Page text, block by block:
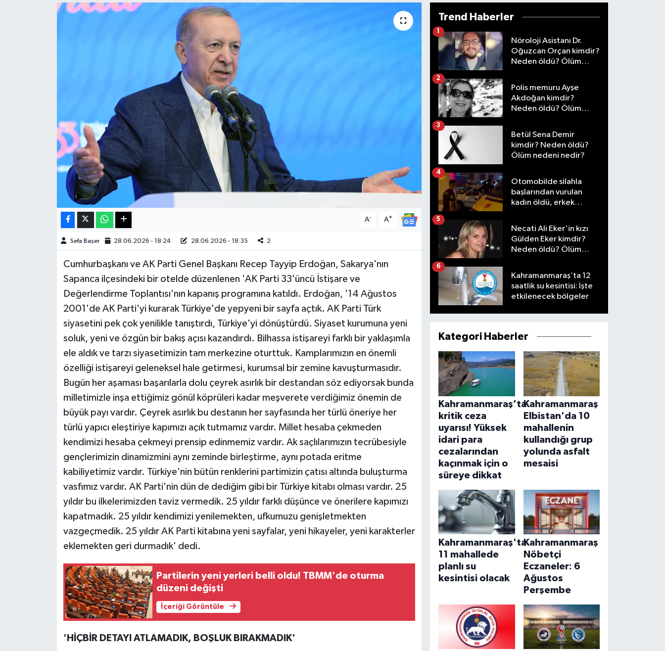
A- A+
Sefa Başer 28.06.2026 - 18:24 28.06.2026 - 18:35 2
Cumhurbaşkanı ve AK Parti Genel Başkanı Recep Tayyip Erdoğan, Sakarya'nın
Sapanca ilçesindeki bir otelde düzenlenen 'AK Parti 33'üncü İstişare ve
Değerlendirme Toplantısı'nın kapanış programına katıldı. Erdoğan, '14 Ağustos
2001'de AK Parti'yi kurarak Türkiye'de yepyeni bir sayfa açtık. AK Parti Türk
siyasetini pek çok yenilikle tanıştırdı, Türkiye'yi dönüştürdü. Siyaset kurumuna yeni
soluk, yeni ve özgün bir bakış açısı kazandırdı. Bilhassa istişareyi farklı bir yaklaşımla
ele aldık ve tarzı siyasetimizin tam merkezine oturttuk. Kamplarımızın en önemli
özelliği istişareyi geleneksel hale getirmesi, kurumsal bir zemine kavuşturmasıdır.
Bugün her aşaması başarılarla dolu çeyrek asırlık bir destandan söz ediyorsak bunda
milletimizle inşa ettiğimiz gönül köprüleri kadar meşverete verdiğimiz önemin de
büyük payı vardır. Çeyrek asırlık bu destanın her sayfasında her türlü öneriye her
türlü yapıcı eleştiriye kapımızı açık tutmamız vardır. Millet hesaba çekmeden
kendimizi hesaba çekmeyi prensip edinmemiz vardır. Ak saçlılarımızın tecrübesiyle
gençlerimizin dinamizmini aynı zeminde birleştirme, aynı potada eritme
kabiliyetimiz vardır. Türkiye'nin bütün renklerini partimizin çatısı altında buluşturma
vasfımız vardır. AK Parti'nin dün de dediğim gibi bir Türkiye kitabı olması vardır. 25
yıldır bu ilkelerimizden taviz vermedik. 25 yıldır farklı düşünce ve önerilere kapımızı
kapatmadık. 25 yıldır kendimizi yenilemekten, ufkumuzu genişletmekten
vazgeçmedik. 25 yıldır AK Parti kitabına yeni sayfalar, yeni hikayeler, yeni karakterler
eklemekten geri durmadık' dedi.
Partilerin yeni yerleri belli oldu! TBMM'de oturma
düzeni değişti
İçeriği Görüntüle
'HİÇBİR DETAYI ATLAMADIK, BOŞLUK BIRAKMADIK'
Trend Haberler
Nöroloji Asistanı Dr.
Oğuzcan Orçan kimdir?
Neden öldü? Ölüm
1
Polis memuru Ayşe
Akdoğan kimdir?
Neden öldü? Ölüm
2
Betül Sena Demir
kimdir? Neden öldü?
Ölüm nedeni nedir?
3
Otomobilde silahla
başlarından vurulan
kadın öldü, erkek
4
Necati Ali Eker'in kızı
Gülden Eker kimdir?
Neden öldü? Ölüm
5
Kahramanmaraş’ta 12
saatlik su kesintisi: İşte
etkilenecek bölgeler
6
Kategori Haberler
Kahramanmaraş’ta
kritik ceza
uyarısı! Yüksek
idari para
cezalarından
kaçınmak için o
süreye dikkat
Kahramanmaraş
Elbistan'da 10
mahallenin
kullandığı grup
yolunda asfalt
mesaisi
Kahramanmaraş'ta
11 mahallede
planlı su
kesintisi olacak
Kahramanmaraş
Nöbetçi
Eczaneler: 6
Ağustos
Perşembe
Resmi İlan
SürManşet
Teknoloji
KAHRAMANMARAŞ